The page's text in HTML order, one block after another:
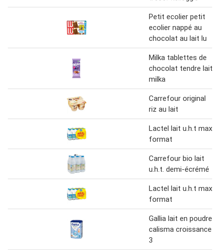
Petit ecolier petit
ecolier nappé au
chocolat au lait lu
Milka tablettes de
chocolat tendre lait
milka
Carrefour original
riz au lait
Lactel lait u.h.t maxi
format
Carrefour bio lait
u.h.t. demi-écrémé
Lactel lait u.h.t maxi
format
Gallia lait en poudre
calisma croissance
3